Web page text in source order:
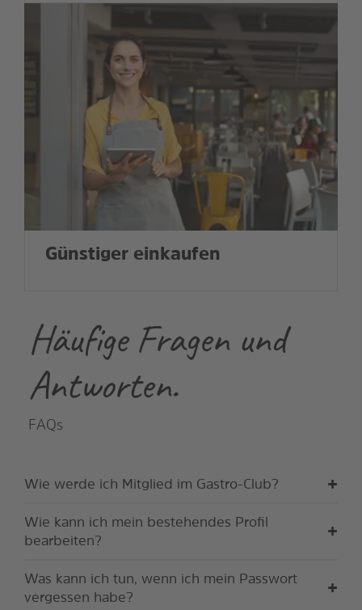
Günstiger einkaufen
Häufige Fragen und
Antworten.
FAQs
Wie werde ich Mitglied im Gastro-Club?
Wie kann ich mein bestehendes Profil
bearbeiten?
Was kann ich tun, wenn ich mein Passwort
vergessen habe?